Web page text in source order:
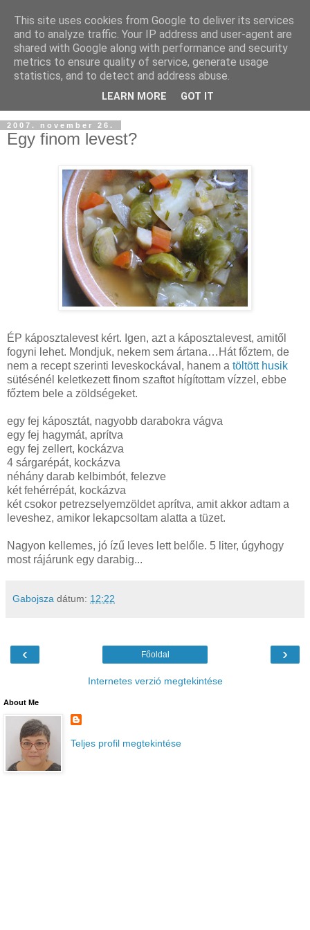
2007. november 26.
Egy finom levest?
ÉP káposztalevest kért. Igen, azt a káposztalevest, amitől
fogyni lehet. Mondjuk, nekem sem ártana…Hát főztem, de
nem a recept szerinti leveskockával, hanem a töltött husik
sütésénél keletkezett finom szaftot hígítottam vízzel, ebbe
főztem bele a zöldségeket.
egy fej káposztát, nagyobb darabokra vágva
egy fej hagymát, aprítva
egy fej zellert, kockázva
4 sárgarépát, kockázva
néhány darab kelbimbót, felezve
két fehérrépát, kockázva
két csokor petrezselyemzöldet aprítva, amit akkor adtam a
leveshez, amikor lekapcsoltam alatta a tüzet.
Nagyon kellemes, jó ízű leves lett belőle. 5 liter, úgyhogy
most rájárunk egy darabig...
Gabojsza dátum: 12:22
‹ ›
Főoldal
Internetes verzió megtekintése
About Me
Teljes profil megtekintése
This site uses cookies from Google to deliver its services
and to analyze traffic. Your IP address and user-agent are
shared with Google along with performance and security
metrics to ensure quality of service, generate usage
statistics, and to detect and address abuse.
LEARN MORE GOT IT